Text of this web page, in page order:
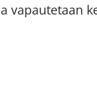
vapautetaan